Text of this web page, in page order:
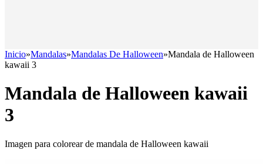
Inicio»Mandalas»Mandalas De Halloween»Mandala de Halloween
kawaii 3
Mandala de Halloween kawaii
3
Imagen para colorear de mandala de Halloween kawaii